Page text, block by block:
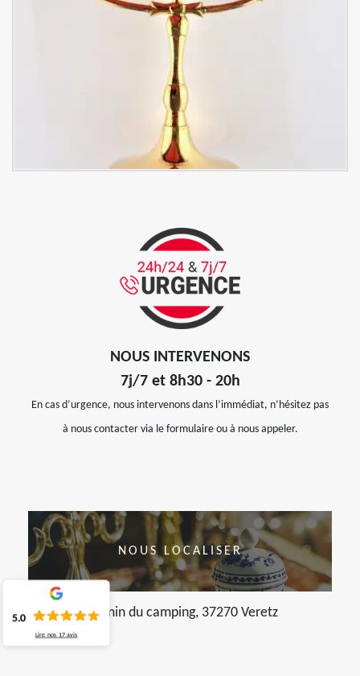
NOUS INTERVENONS
7j/7 et 8h30 - 20h
En cas d’urgence, nous intervenons dans l’immédiat, n’hésitez pas
à nous contacter via le formulaire ou à nous appeler.
NOUS LOCALISER
chemin du camping, 37270 Veretz
5.0
Lire nos 17 avis